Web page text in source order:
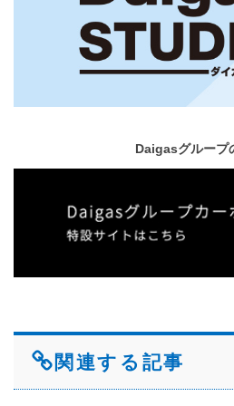
Daigasグループ
関連する記事